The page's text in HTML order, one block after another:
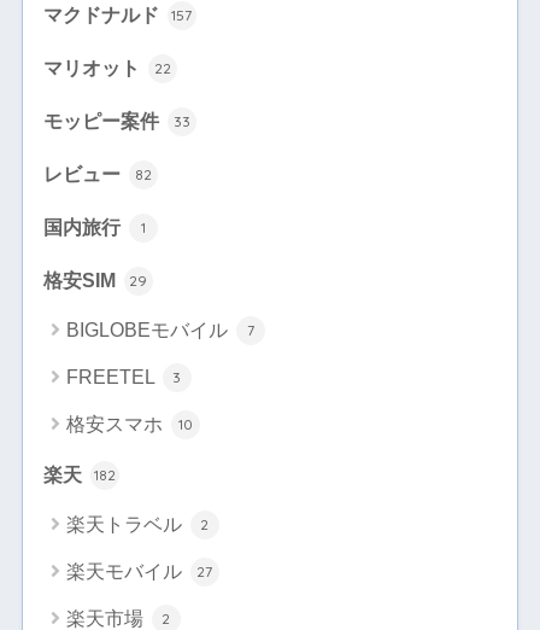
マクドナルド 157
マリオット 22
モッピー案件 33
レビュー 82
国内旅行 1
格安SIM 29
BIGLOBEモバイル 7
FREETEL 3
格安スマホ 10
楽天 182
楽天トラベル 2
楽天モバイル 27
楽天市場 2